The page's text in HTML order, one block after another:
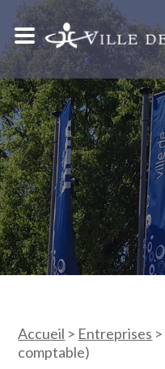
Accueil > Entreprises >
comptable)